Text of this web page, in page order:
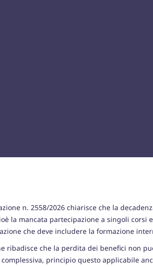
n. 2558/2026 chiarisce che la
la mancata partecipazione a singoli
che deve includere la formazione
ribadisce che la perdita dei benefici non
principio questo applicabile